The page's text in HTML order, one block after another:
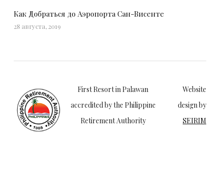
Как Добраться до Аэропорта Сан-Висенте
28 августа, 2019
First Resort in Palawan
accredited by the Philippine
Retirement Authority
Website
design by
SEIRIM